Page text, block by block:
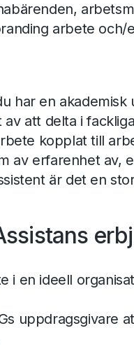
arbete och/
har en akademisk
att delta i fackliga
kopplat till
av erfarenhet av,
är det en
i en ideell
uppdragsgivare